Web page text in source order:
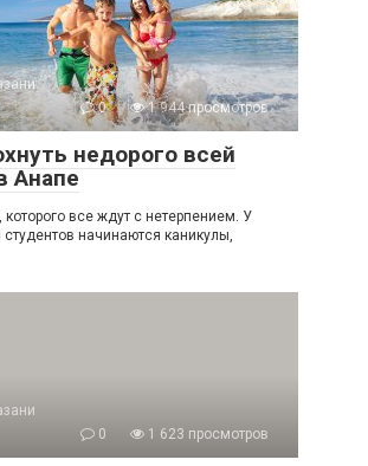
0
1 944 просмотров
недорого всей
Анапе
все ждут с нетерпением. У
начинаются каникулы,
0
1 623 просмотров